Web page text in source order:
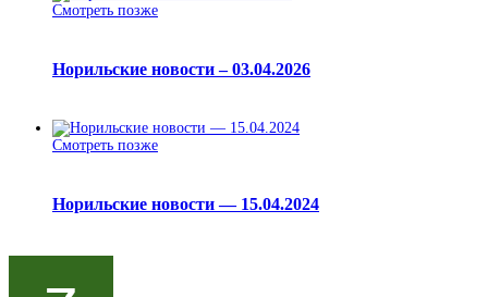
Смотреть позже
Норильские новости – 03.04.2026
Смотреть позже
Норильские новости — 15.04.2024